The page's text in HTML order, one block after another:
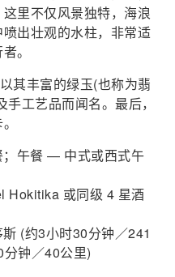
里不仅风景独特，海浪
出壮观的水柱，非常适
。
其丰富的绿玉(也称为翡
工艺品而闻名。最后，
午餐 — 中式或西式午
Hokitika 或同级 4 星酒
(约3小时30分钟／241
分钟／40公里)